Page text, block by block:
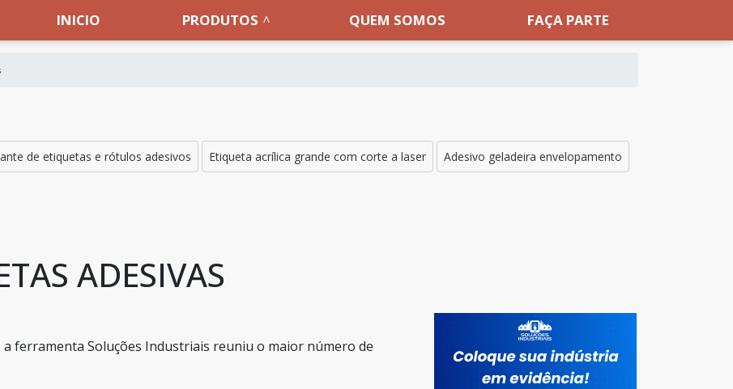
INICIO PRODUTOS QUEM SOMOS FAÇA PARTE
de etiquetas e rótulos adesivos Etiqueta acrílica grande com corte a laser Adesivo geladeira envelopamento
ADESIVAS
ferramenta Soluções Industriais reuniu o maior número de